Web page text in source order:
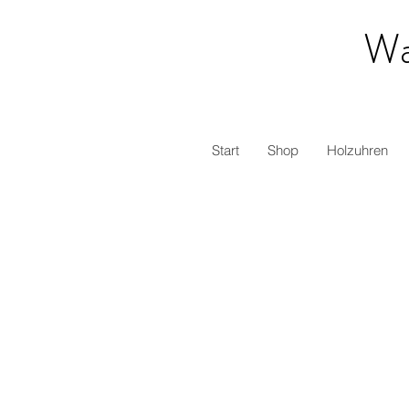
Start Shop Holzuhren